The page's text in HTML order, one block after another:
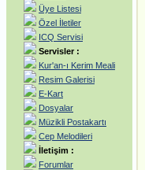
Üye Listesi
Özel İletiler
ICQ Servisi
Servisler :
Kur'an-ı Kerim Meali
Resim Galerisi
E-Kart
Dosyalar
Müzikli Postakartı
Cep Melodileri
İletişim :
Forumlar